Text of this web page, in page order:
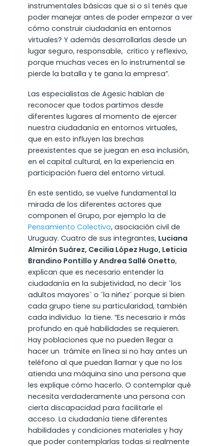
instrumentales básicas que si o sí tenés que
poder manejar antes de poder empezar a ver
cómo construir ciudadanía en entornos
virtuales? Y además desarrollarlas desde un
lugar seguro, responsable, critico y reflexivo,
porque muchas veces en lo instrumental se
pierde la batalla y te gana la empresa”.
Las especialistas de Agesic hablan de
reconocer que todos partimos desde
diferentes lugares al momento de ejercer
nuestra ciudadanía en entornos virtuales,
que en esto influyen las brechas
preexistentes que se juegan en esa inclusión,
en el capital cultural, en la experiencia en
participación fuera del entorno virtual.
En este sentido, se vuelve fundamental la
mirada de los diferentes actores que
componen el Grupo, por ejemplo la de
Pensamiento Colectivo, asociación civil de
Uruguay. Cuatro de sus integrantes, Luciana
Almirón Suárez, Cecilia López Hugo, Leticia
Brandino Pontillo y Andrea Sallé Onetto,
explican que es necesario entender la
ciudadanía en la subjetividad, no decir `los
adultos mayores´ o ´la niñez´ porque si bien
cada grupo tiene su particularidad, también
cada individuo la tiene. “Es necesario ir más
profundo en qué habilidades se requieren.
Hay poblaciones que no pueden llegar a
hacer un trámite en línea si no hay antes un
teléfono al que puedan llamar y que no los
atienda una máquina sino una persona que
les explique cómo hacerlo. O contemplar qué
necesita verdaderamente una persona con
cierta discapacidad para facilitarle el
acceso. La ciudadanía tiene diferentes
habilidades y condiciones materiales y hay
que poder contemplarlas todas si realmente